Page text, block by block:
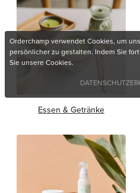
Essen & Getränke
Orderchamp verwendet Cookies, um
persönlicher zu gestalten. Indem Sie
Sie unsere Cookies.